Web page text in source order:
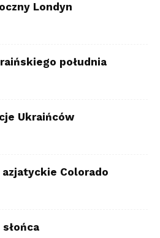
Londyn
południa
Ukraińców
Colorado